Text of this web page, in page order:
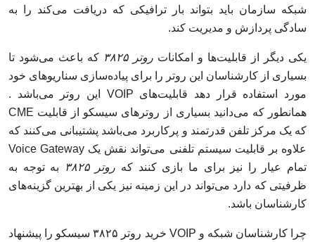
شبکه سازمان باید بتواند بار ترافیکی که دریافت می‌کند را به
سادگی پردازش و مدیریت کند.
یکی دیگر از قابلیت‌ها و امکانات روتر ۳۸۲۵
که باعث می‌شود تا
بسیاری از کارشناسان این روتر را برای پیاده‌سازی سناریو‌های خود
مورد استفاده قرار دهد قابلیت‌های VOIP این روتر می‌باشد .
همانطور که می‌دانید بسیاری از روتر‌های سیسکو از قابلیت CME
که یک مرکز تلفن قدرتمند و پرکاربرد می‌باشد پشتیبانی می‌کنند که
علاوه بر قابلیت سیستم تلفنی می‌تواند نقش یک Voice Gateway
تمام عیار را نیز برای ما بازی کنند که روتر ۳۸۲۵
به توجه به
ظرفیتی که دارد می‌تواند در این زمینه نیز یکی از بهترین گزینه‌های
کارشناسان باشد.
چرا کارشناسان شبکه و VOIP خرید روتر ۳۸۲۵ سیسکو را پیشنهاد